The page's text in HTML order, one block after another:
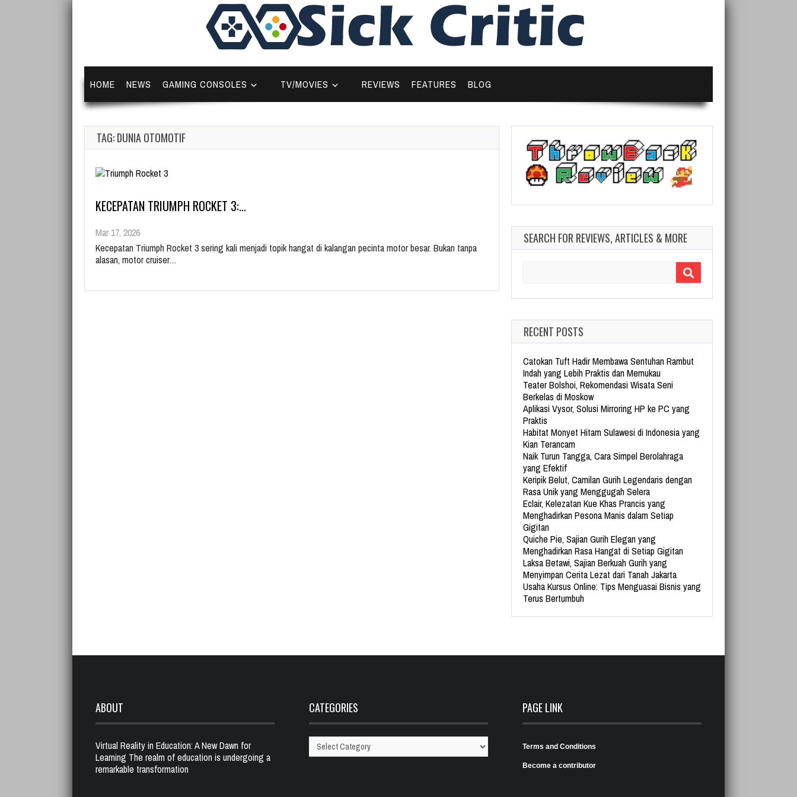
HOME NEWS GAMING CONSOLES TV/MOVIES REVIEWS FEATURES BLOG
TAG: DUNIA OTOMOTIF
KECEPATAN TRIUMPH ROCKET 3:…
Mar 17, 2026
Kecepatan Triumph Rocket 3 sering kali menjadi topik hangat di kalangan pecinta motor besar. Bukan tanpa
alasan, motor cruiser…
SEARCH FOR REVIEWS, ARTICLES & MORE
RECENT POSTS
Catokan Tuft Hadir Membawa Sentuhan Rambut
Indah yang Lebih Praktis dan Memukau
Teater Bolshoi, Rekomendasi Wisata Seni
Berkelas di Moskow
Aplikasi Vysor, Solusi Mirroring HP ke PC yang
Praktis
Habitat Monyet Hitam Sulawesi di Indonesia yang
Kian Terancam
Naik Turun Tangga, Cara Simpel Berolahraga
yang Efektif
Keripik Belut, Camilan Gurih Legendaris dengan
Rasa Unik yang Menggugah Selera
Eclair, Kelezatan Kue Khas Prancis yang
Menghadirkan Pesona Manis dalam Setiap
Gigitan
Quiche Pie, Sajian Gurih Elegan yang
Menghadirkan Rasa Hangat di Setiap Gigitan
Laksa Betawi, Sajian Berkuah Gurih yang
Menyimpan Cerita Lezat dari Tanah Jakarta
Usaha Kursus Online: Tips Menguasai Bisnis yang
Terus Bertumbuh
ABOUT
Virtual Reality in Education: A New Dawn for
Learning The realm of education is undergoing a
remarkable transformation
CATEGORIES
Categories
PAGE LINK
Terms and Conditions
Become a contributor